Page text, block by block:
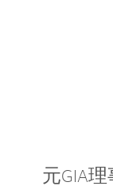
元GIA理